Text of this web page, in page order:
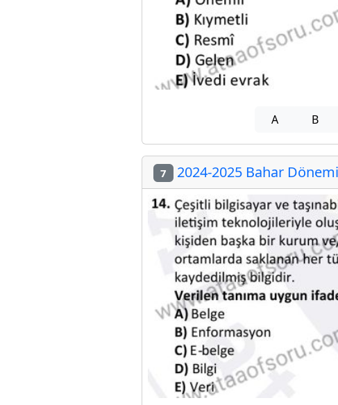
A B
7 2024-2025 Bahar Dönemi